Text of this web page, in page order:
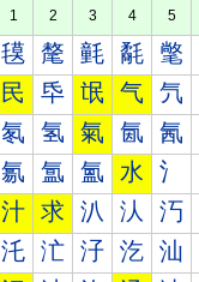
1 2 3 4 5
氁 氂 氃 氄 氅
民 氒 氓 气 氕
氡 氢 氣 氤 氥
氱 氲 氳 水 氵
汁 求 汃 汄 汅
汑 汒 汓 汔 汕